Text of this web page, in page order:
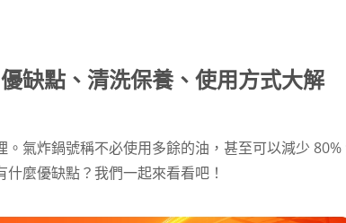
缺點、清洗保養、使用方式大解
氣炸鍋號稱不必使用多餘的油，甚至可以減少 80%
麼優缺點？我們一起來看看吧！